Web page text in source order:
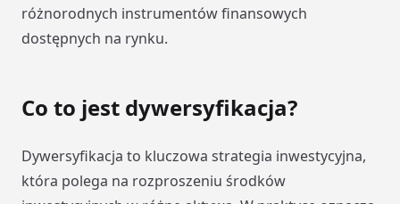
różnorodnych instrumentów finansowych
dostępnych na rynku.
Co to jest dywersyfikacja?
Dywersyfikacja to kluczowa strategia inwestycyjna,
która polega na rozproszeniu środków